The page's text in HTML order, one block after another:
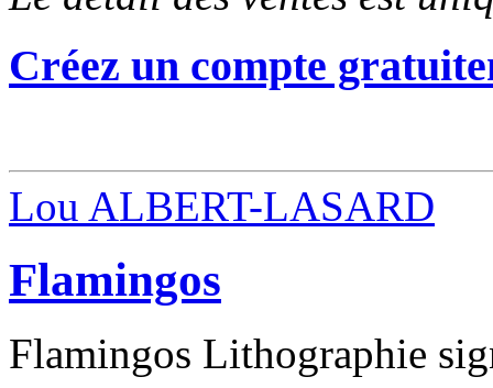
Créez un compte
Lou ALBERT-LASARD
Flamingos
Flamingos Lithographie